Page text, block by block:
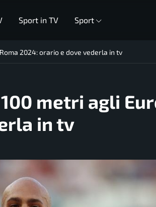
Sport in TV Sport
2024: orario e dove vederla in tv
metri agli
in tv